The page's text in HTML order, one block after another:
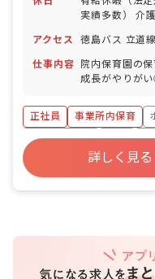
実績多数） 介
日を付与）
アクセス 徳島バス 立道
仕事内容
院内保育園の
成長がやりが
食事・睡眠・排
・集団生活を通
の計画・実行、
正社員 事業所内保育
社会保険完備
有給
福
昇給昇進あり
詳しく見る